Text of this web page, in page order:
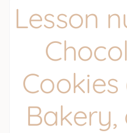
Lesson